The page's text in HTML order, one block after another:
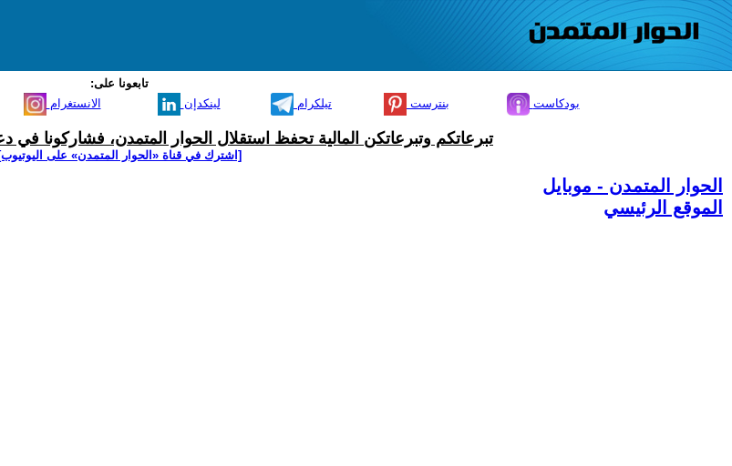
تابعونا على:
الانستغرام لينكدإن تيلكرام بنترست بودكاست
تبرعاتكم وتبرعاتكن المالية تحفظ استقلال الحوار المتمدن، فشاركونا في
[اشترك في قناة ‫«الحوار المتمدن» على اليوتيوب]
الحوار المتمدن - موبايل
الموقع الرئيسي